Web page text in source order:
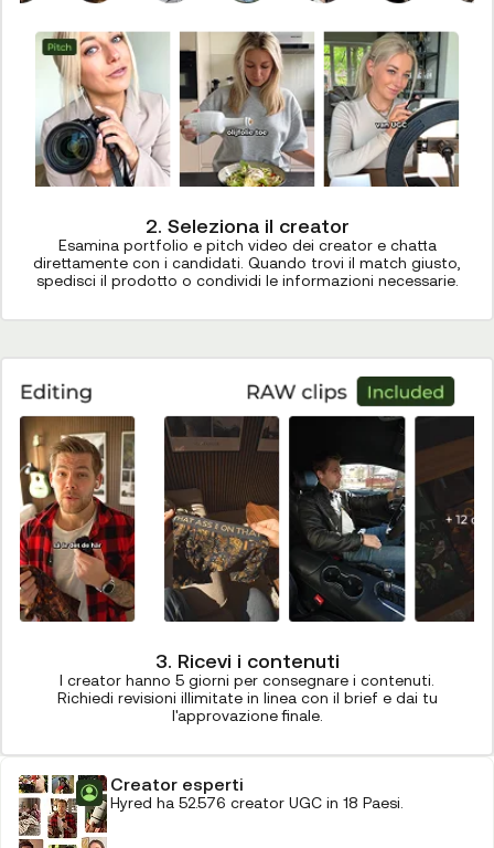
2. Seleziona il creator
Esamina portfolio e pitch video dei creator e chatta
direttamente con i candidati. Quando trovi il match giusto,
spedisci il prodotto o condividi le informazioni necessarie.
3. Ricevi i contenuti
I creator hanno 5 giorni per consegnare i contenuti.
Richiedi revisioni illimitate in linea con il brief e dai tu
l'approvazione finale.
Creator esperti
Hyred ha 52.576 creator UGC in 18 Paesi.